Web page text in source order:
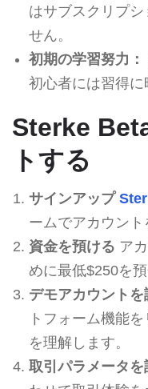
はサブスクリプ
せん。
初期の学習努力：
初心者には習得に
Sterke
トする
サインアップ
ームでアカウント
資金を預ける ア
めに最低$250を預
デモアカウントを
トフォーム機能
を理解します。
取引パラメータを